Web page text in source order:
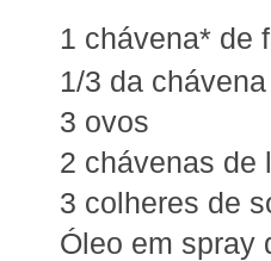
1 chávena* de
1/3 da
3 ovos
2 chávenas de
3 colheres de
Óleo em spray